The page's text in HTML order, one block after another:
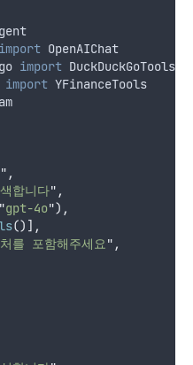
import OpenAIChat
import DuckDuckGoTools
import YFinanceTools
" ,
합니다" ,
"gpt-4o"),
()],
를 포함해주세요" ,